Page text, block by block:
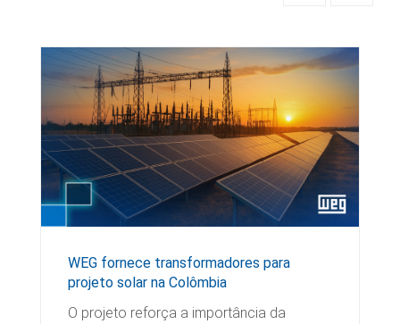
WEG fornece transformadores para
projeto solar na Colômbia
O projeto reforça a importância da